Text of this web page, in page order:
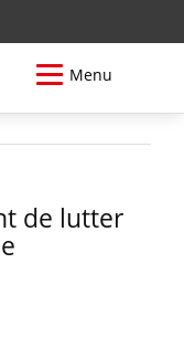
Menu
de lutter